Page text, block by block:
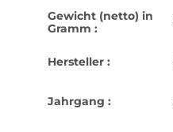
Gewicht (netto) in
Gramm :
Hersteller :
Jahrgang :